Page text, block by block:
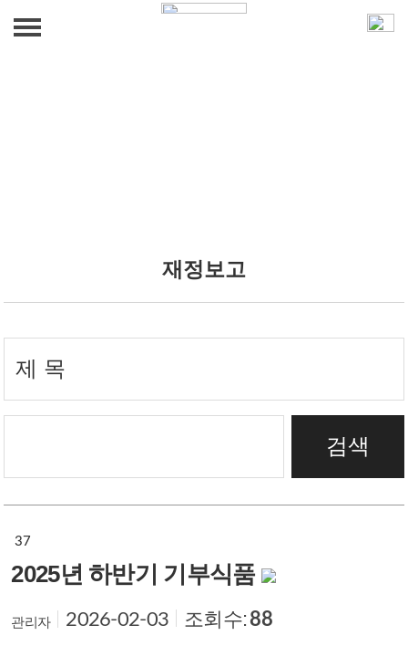
푸드뱅크사업
후원 문의
후원 문의
재정보고
재정보고
검색
37
2025년 하반기 기부식품
관리자 2026-02-03 조회수: 88